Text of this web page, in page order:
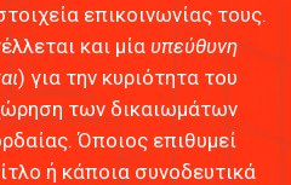
επικοινωνίας τους.
και μία υπεύθυνη
) για την κυριότητα του
των δικαιωμάτων
Όποιος επιθυμεί
ή κάποια συνοδευτικά